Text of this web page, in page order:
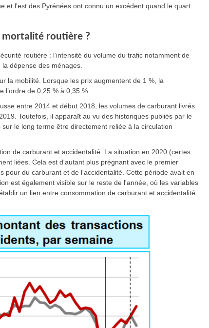
et l'est des Pyrénées ont connu un excédent quand le quart
mortalité routière ?
routière : l’intensité du volume du trafic notamment de
dépense des ménages.
la mobilité. Lorsque les prix augmentent de 1 %, la
de 0,25 % à 0,35 %.
entre 2014 et début 2018, les volumes de carburant livrés
Toutefois, il apparaît au vu des historiques publiés par le
le long terme être directement reliée à la circulation
de carburant et accidentalité. La situation en 2020 (certes
liées. Cela est d'autant plus prégnant avec le premier
pour du carburant et de l'accidentalité. Cette période avait en
est également visible sur le reste de l'année, où les variables
un lien entre consommation de carburant et accidentalité